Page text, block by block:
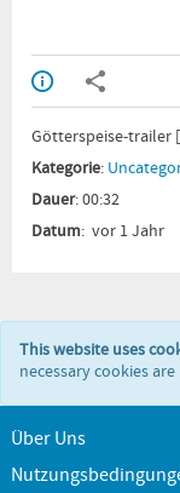
Götterspeise-trailer
Kategorie:
Dauer: 00:32
Datum: vor 1 Jahr
This website uses
necessary cookies are
Über Uns